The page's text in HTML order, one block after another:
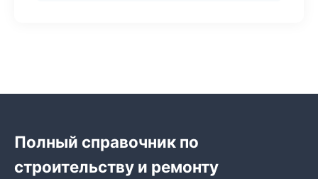
Полный справочник по
строительству и ремонту